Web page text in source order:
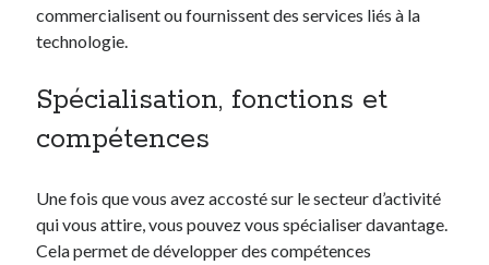
commercialisent ou fournissent des services liés à la
technologie.
Spécialisation, fonctions et
compétences
Une fois que vous avez accosté sur le secteur d’activité
qui vous attire, vous pouvez vous spécialiser davantage.
Cela permet de développer des compétences